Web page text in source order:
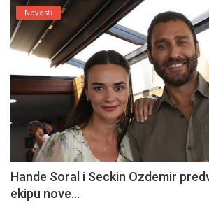
Novosti
Hande Soral i Seckin Ozdemir
ekipu nove...